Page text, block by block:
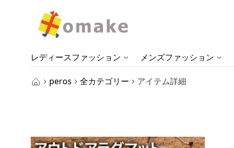
レディースファッション メンズファッション
peros 全カテゴリー アイテム詳細